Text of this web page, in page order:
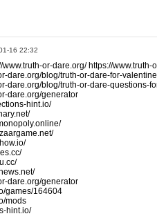
16 22:32
www.truth-or-dare.org/ https://www.truth-
dare.org/blog/truth-or-dare-for-
dare.org/blog/truth-or-dare-questions-
dare.org/generator
hint.io/
dare.org/generator
games/164604
mods
hint.io/